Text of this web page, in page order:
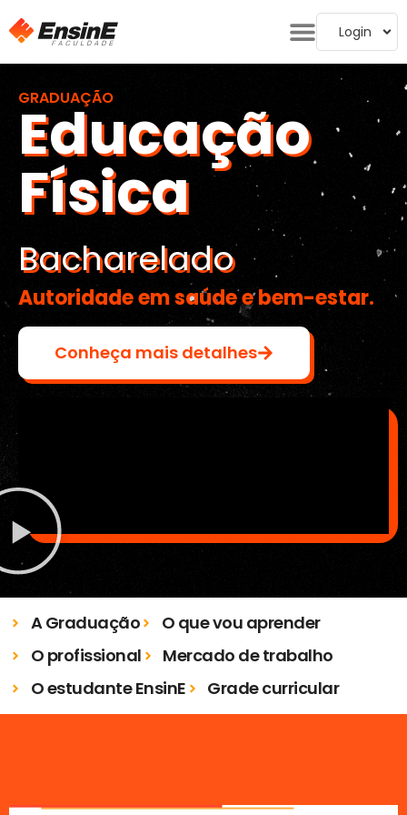
Login
GRADUAÇÃO
Educação
Física
Bacharelado
Autoridade em saúde e bem-estar.
Conheça mais detalhes
A Graduação
O que vou aprender
O profissional
Mercado de trabalho
O estudante EnsinE
Grade curricular